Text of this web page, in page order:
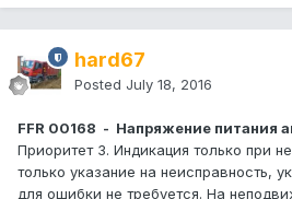
hard67
Posted July 18, 2016
FFR 00168 - Напряжение питания
Приоритет 3. Индикация только при
только указание на неисправность,
для ошибки не требуется. На